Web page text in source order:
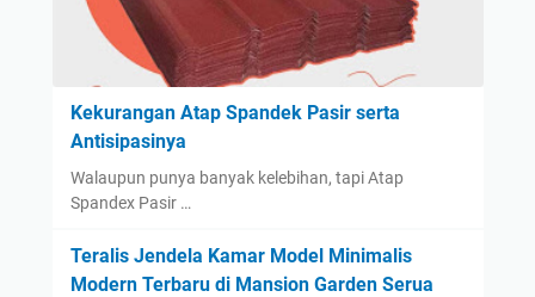
Kekurangan Atap Spandek Pasir serta
Antisipasinya
Walaupun punya banyak kelebihan, tapi Atap
Spandex Pasir …
Teralis Jendela Kamar Model Minimalis
Modern Terbaru di Mansion Garden Serua